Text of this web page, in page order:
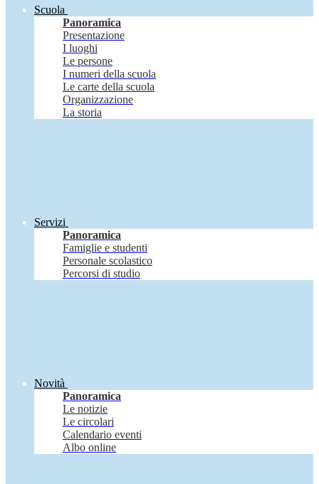
Scuola
Panoramica
Presentazione
I luoghi
Le persone
I numeri della scuola
Le carte della scuola
Organizzazione
La storia
Servizi
Panoramica
Famiglie e studenti
Personale scolastico
Percorsi di studio
Novità
Panoramica
Le notizie
Le circolari
Calendario eventi
Albo online